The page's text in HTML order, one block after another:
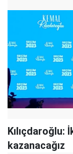
kazanacağız